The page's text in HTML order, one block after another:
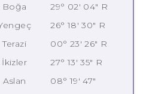
Boğa
29° 02' 04" R
26° 18' 30" R
Terazi
00° 23' 26" R
İkizler
27° 13' 35" R
Aslan
08° 19' 47"